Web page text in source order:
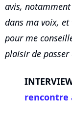
avis,
dans ma voix, et
pour me
plaisir de passer
rencontre